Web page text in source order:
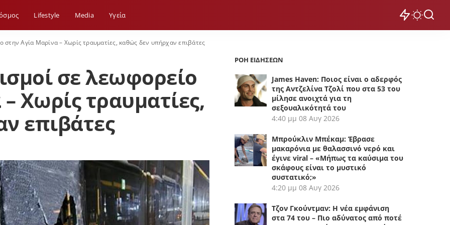
Lifestyle Media Yγεία
στην Αγία Μαρίνα – Χωρίς τραυματίες, καθώς δεν υπήρχαν επιβάτες
σε λεωφορείο
Χωρίς τραυματίες,
επιβάτες
ΡΟΗ ΕΙΔΗΣΕΩΝ
James Haven: Ποιος είναι ο αδερφός
της Αντζελίνα Τζολί που στα 53 του
μίλησε ανοιχτά για τη
σεξουαλικότητά του
4:40 μμ 08 Αυγ 2026
Μπρούκλιν Μπέκαμ: Έβρασε
μακαρόνια με θαλασσινό νερό και
έγινε viral – «Μήπως τα καύσιμα του
σκάφους είναι το μυστικό
συστατικό;»
4:20 μμ 08 Αυγ 2026
Τζον Γκούντμαν: Η νέα εμφάνιση
στα 74 του – Πιο αδύνατος από ποτέ